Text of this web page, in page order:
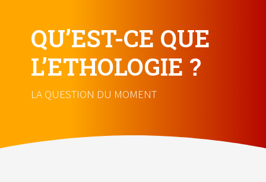
QU’EST-CE QUE
L’ETHOLOGIE ?
LA QUESTION DU MOMENT